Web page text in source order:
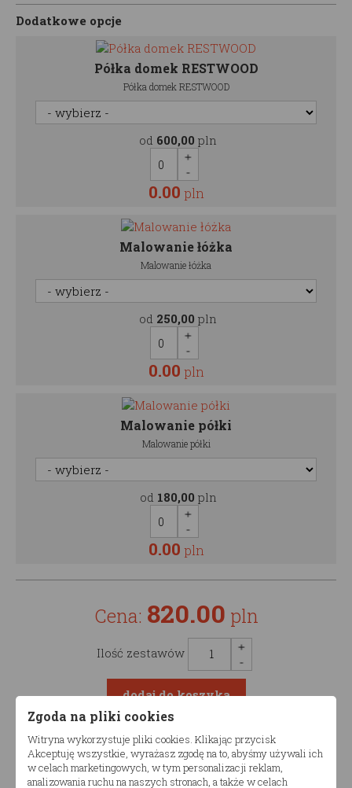
Dodatkowe opcje
Półka domek RESTWOOD
Półka domek RESTWOOD
od 600,00 pln
0.00 pln
Malowanie łóżka
Malowanie łóżka
od 250,00 pln
0.00 pln
Malowanie półki
Malowanie półki
od 180,00 pln
0.00 pln
Cena: 820.00 pln
Ilość zestawów
Opis produktu
Zgoda na pliki cookies
Witryna wykorzystuje pliki cookies. Klikając przycisk
Akceptuję wszystkie, wyrażasz zgodę na to, abyśmy używali ich
w celach marketingowych, w tym personalizacji reklam,
analizowania ruchu na naszych stronach, a także w celach